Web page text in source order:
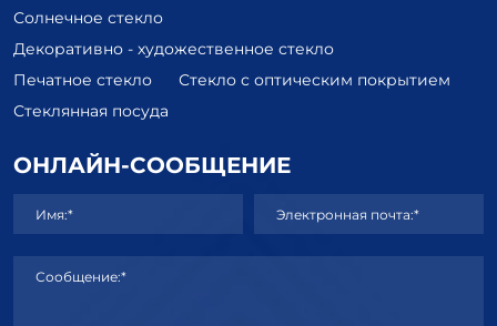
Солнечное стекло
Декоративно - художественное стекло
Печатное стекло
Стекло с оптическим покрытием
Стеклянная посуда
ОНЛАЙН-СООБЩЕНИЕ
Имя:* Электронная почта:*
Сообщение:*